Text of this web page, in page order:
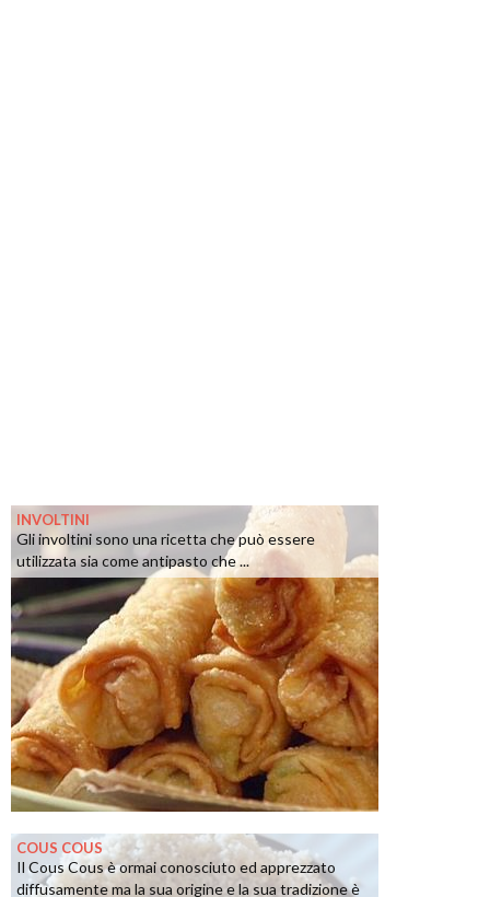
INVOLTINI
Gli involtini sono una ricetta che può essere
utilizzata sia come antipasto che ...
COUS COUS
Il Cous Cous è ormai conosciuto ed apprezzato
diffusamente ma la sua origine e la sua tradizione è